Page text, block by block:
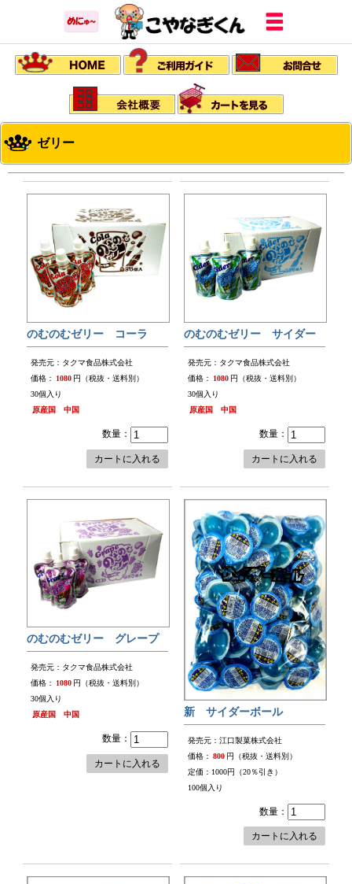
ゼリー
のむのむゼリー コーラ
発売元：タクマ食品株式会社
価格：
1080 円（税抜・送料別）
30個入り
原産国 中国
数量：
カートに入れる
のむのむゼリー サイダー
発売元：タクマ食品株式会社
価格：
1080 円（税抜・送料別）
30個入り
原産国 中国
数量：
カートに入れる
のむのむゼリー グレープ
発売元：タクマ食品株式会社
価格：
1080 円（税抜・送料別）
30個入り
原産国 中国
数量：
カートに入れる
新 サイダーボール
発売元：江口製菓株式会社
価格： 800 円（税抜・送料別）
定価：1000円（20％引き）
100個入り
数量：
カートに入れる